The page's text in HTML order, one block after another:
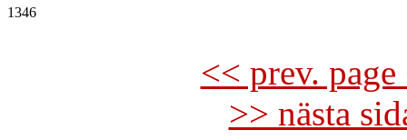
1346
<< prev.
>> nästa